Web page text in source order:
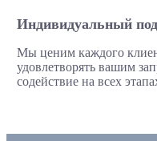
Индивидуальный
Мы ценим каждого
удовлетворять вашим
содействие на всех